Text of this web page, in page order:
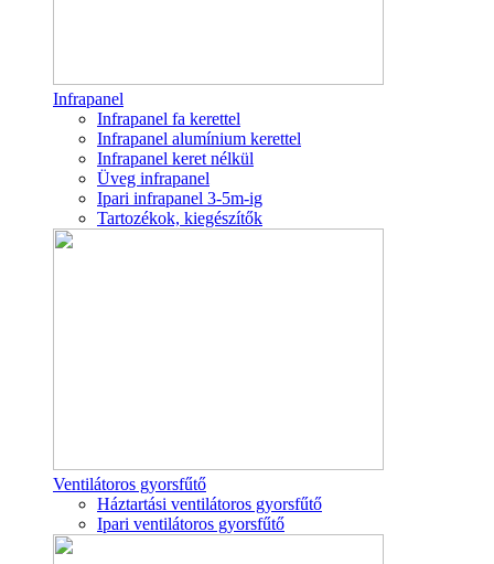
Infrapanel
Infrapanel fa kerettel
Infrapanel alumínium kerettel
Infrapanel keret nélkül
Üveg infrapanel
Ipari infrapanel 3-5m-ig
Tartozékok, kiegészítők
Ventilátoros gyorsfűtő
Háztartási ventilátoros gyorsfűtő
Ipari ventilátoros gyorsfűtő